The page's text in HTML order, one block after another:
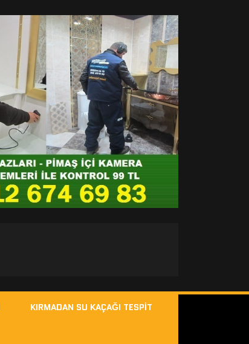
KIRMADAN SU KAÇAĞI TESPIT